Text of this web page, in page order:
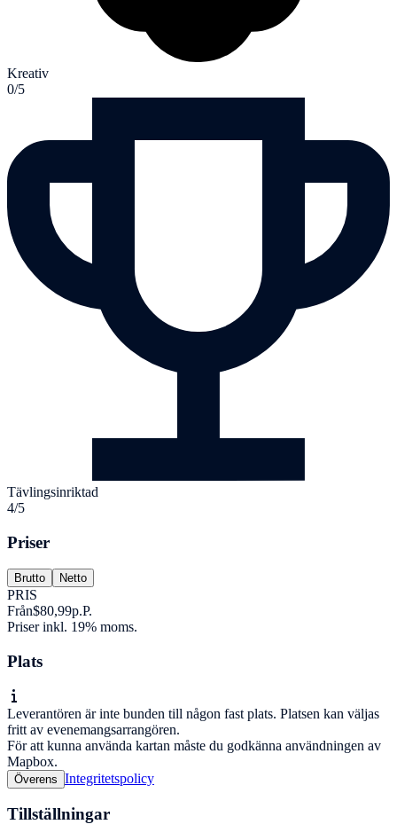
Kreativ
0/5
Tävlingsinriktad
4/5
Priser
Brutto Netto
PRIS
Från$80,99p.P.
Priser inkl. 19% moms.
Plats
Leverantören är inte bunden till någon fast plats. Platsen kan väljas
fritt av evenemangsarrangören.
För att kunna använda kartan måste du godkänna användningen av
Mapbox.
Överens Integritetspolicy
Tillställningar